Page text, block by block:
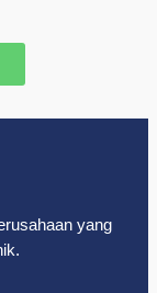
yang